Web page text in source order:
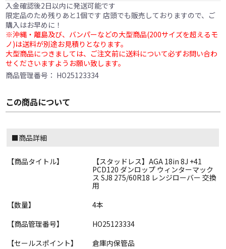
入金確認後2日以内に発送可能です
限定品のため残りあと1個です 店頭でも販売しておりますので、ご
購入はお早めに！
※沖縄・離島及び、バンパーなどの大型商品(200サイズを超えるモ
ノ)は送料が別途お見積りとなります。
大型商品につきましては、ご注文前に送料について必ずお問い合わ
せくださいますようお願い致します。
商品管理番号： HO25123334
この商品について
■商品詳細
【商品タイトル】
【スタッドレス】AGA 18in 8J +41
PCD120 ダンロップ ウィンターマック
ス SJ8 275/60R18 レンジローバー 交換
用
【数量】
4本
【商品管理番号】
HO25123334
【セールスポイント】
倉庫内保管品